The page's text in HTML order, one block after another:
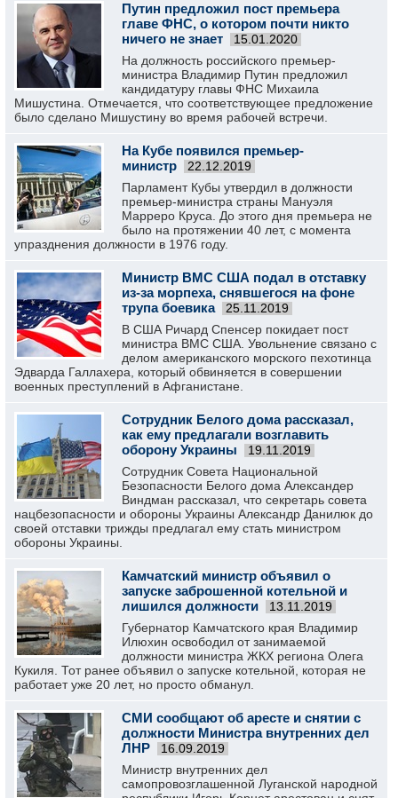
Путин предложил пост премьера
главе ФНС, о котором почти никто
ничего не знает
15.01.2020
На должность российского премьер-
министра Владимир Путин предложил
кандидатуру главы ФНС Михаила
Мишустина. Отмечается, что соответствующее предложение
было сделано Мишустину во время рабочей встречи.
На Кубе появился премьер-
министр
22.12.2019
Парламент Кубы утвердил в должности
премьер-министра страны Мануэля
Марреро Круса. До этого дня премьера не
было на протяжении 40 лет, с момента
упразднения должности в 1976 году.
Министр ВМС США подал в отставку
из-за морпеха, снявшегося на фоне
трупа боевика
25.11.2019
В США Ричард Спенсер покидает пост
министра ВМС США. Увольнение связано с
делом американского морского пехотинца
Эдварда Галлахера, который обвиняется в совершении
военных преступлений в Афганистане.
Сотрудник Белого дома рассказал,
как ему предлагали возглавить
оборону Украины
19.11.2019
Сотрудник Совета Национальной
Безопасности Белого дома Александер
Виндман рассказал, что секретарь совета
нацбезопасности и обороны Украины Александр Данилюк до
своей отставки трижды предлагал ему стать министром
обороны Украины.
Камчатский министр объявил о
запуске заброшенной котельной и
лишился должности
13.11.2019
Губернатор Камчатского края Владимир
Илюхин освободил от занимаемой
должности министра ЖКХ региона Олега
Кукиля. Тот ранее объявил о запуске котельной, которая не
работает уже 20 лет, но просто обманул.
СМИ сообщают об аресте и снятии с
должности Министра внутренних дел
ЛНР
16.09.2019
Министр внутренних дел
самопровозглашенной Луганской народной